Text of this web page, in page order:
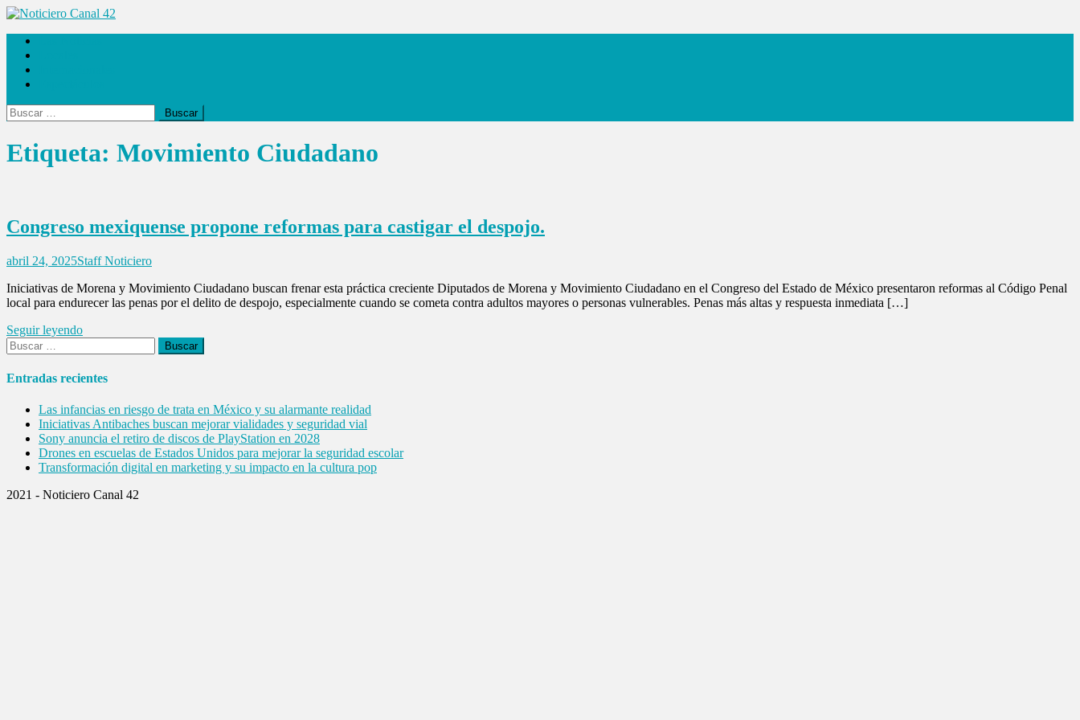
Saltar
contenido
Noticiero Canal 42
Buscar:
Etiqueta: Movimiento Ciudadano
Congreso mexiquense propone reformas para castigar el despojo.
abril 24, 2025Staff Noticiero
Iniciativas de Morena y Movimiento Ciudadano buscan frenar esta práctica creciente Diputados de Morena y Movimiento Ciudadano en el Congreso del Estado de México presentaron reformas al Código Penal
local para endurecer las penas por el delito de despojo, especialmente cuando se cometa contra adultos mayores o personas vulnerables. Penas más altas y respuesta inmediata […]
Seguir leyendo
Buscar:
Entradas recientes
Las infancias en riesgo de trata en México y su alarmante realidad
Iniciativas Antibaches buscan mejorar vialidades y seguridad vial
Sony anuncia el retiro de discos de PlayStation en 2028
Drones en escuelas de Estados Unidos para mejorar la seguridad escolar
Transformación digital en marketing y su impacto en la cultura pop
2021 - Noticiero Canal 42